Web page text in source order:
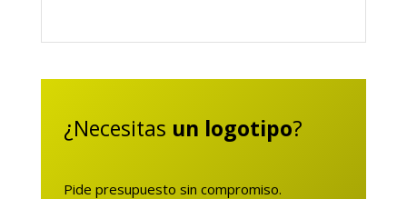
¿Necesitas un logotipo?
Pide presupuesto sin compromiso.